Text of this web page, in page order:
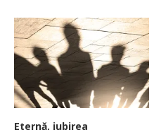
Eternă, iubirea